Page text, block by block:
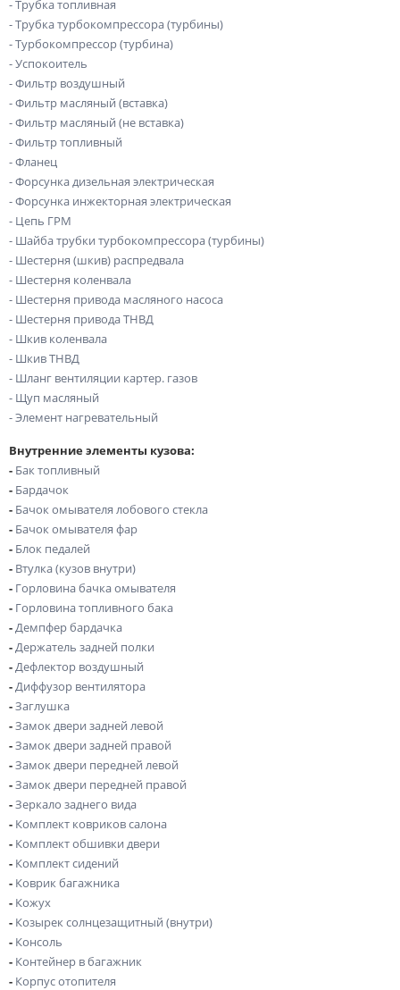
- Трубка топливная
- Трубка турбокомпрессора (турбины)
- Турбокомпрессор (турбина)
- Успокоитель
- Фильтр воздушный
- Фильтр масляный (вставка)
- Фильтр масляный (не вставка)
- Фильтр топливный
- Фланец
- Форсунка дизельная электрическая
- Форсунка инжекторная электрическая
- Цепь ГРМ
- Шайба трубки турбокомпрессора (турбины)
- Шестерня (шкив) распредвала
- Шестерня коленвала
- Шестерня привода масляного насоса
- Шестерня привода ТНВД
- Шкив коленвала
- Шкив ТНВД
- Шланг вентиляции картер. газов
- Щуп масляный
- Элемент нагревательный
Внутренние элементы кузова:
- Бак топливный
- Бардачок
- Бачок омывателя лобового стекла
- Бачок омывателя фар
- Блок педалей
- Втулка (кузов внутри)
- Горловина бачка омывателя
- Горловина топливного бака
- Демпфер бардачка
- Держатель задней полки
- Дефлектор воздушный
- Диффузор вентилятора
-Заглушка
-Замок двери задней левой
-Замок двери задней правой
-Замок двери передней левой
-Замок двери передней правой
-Зеркало заднего вида
- Комплект ковриков салона
- Комплект обшивки двери
- Комплект сидений
- Коврик багажника
- Кожух
- Козырек солнцезащитный (внутри)
- Консоль
- Контейнер в багажник
- Корпус отопителя